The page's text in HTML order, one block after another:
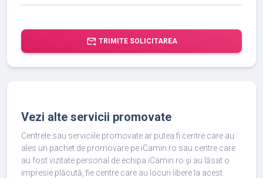
forward_to_inbox TRIMITE SOLICITAREA
Vezi alte servicii promovate
Centrele sau serviciile promovate ar putea fi centre care au
ales un pachet de promovare pe iCamin.ro sau centre care
au fost vizitate personal de echipa iCamin.ro și au lăsat o
impresie plăcută, fie centre care au locuri libere la acest